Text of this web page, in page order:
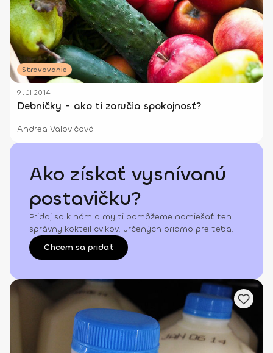
Stravovanie
9 Júl 2014
Debničky - ako ti zaručia spokojnosť?
Andrea Valovičová
Ako získať vysnívanú
postavičku?
Pridaj sa k nám a my ti pomôžeme namiešať ten
správny kokteil cvikov, určených priamo pre teba.
Chcem sa pridať